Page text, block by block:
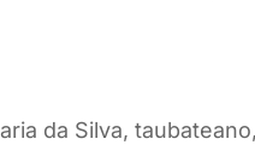
da Silva,